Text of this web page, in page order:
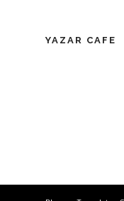
YAZAR CAFE